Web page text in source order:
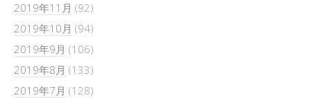
2019年11月 (92)
2019年10月 (94)
2019年9月 (106)
2019年8月 (133)
2019年7月 (128)